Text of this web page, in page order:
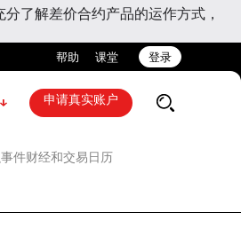
了解差价合约产品的运作方式，
帮助 课堂 登录
申请真实账户
件财经和交易日历